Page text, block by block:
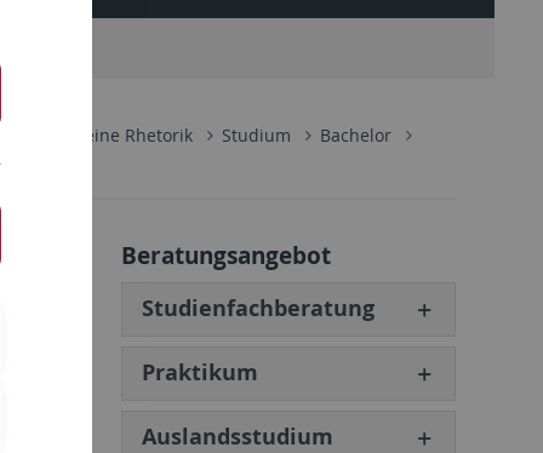
Allgemeine Rhetorik Studium Bachelor
Beratungsangebot
Studienfachberatung
Praktikum
Auslandsstudium